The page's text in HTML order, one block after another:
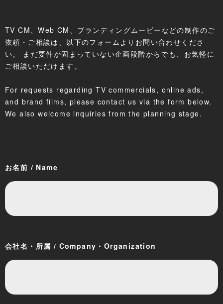
TV CM、Web CM、ブランディングムービーなどの制作のご
依頼・ご相談は、以下のフォームよりお問い合わせくださ
い。 まだ要件が固まっていない企画段階からでも、お気軽に
ご相談いただけます。
For requests regarding TV commercials, online ads,
and brand films, please contact us via the form below.
We also welcome inquiries from the planning stage.
お名前 / Name
会社名・所属 / Company・Organization